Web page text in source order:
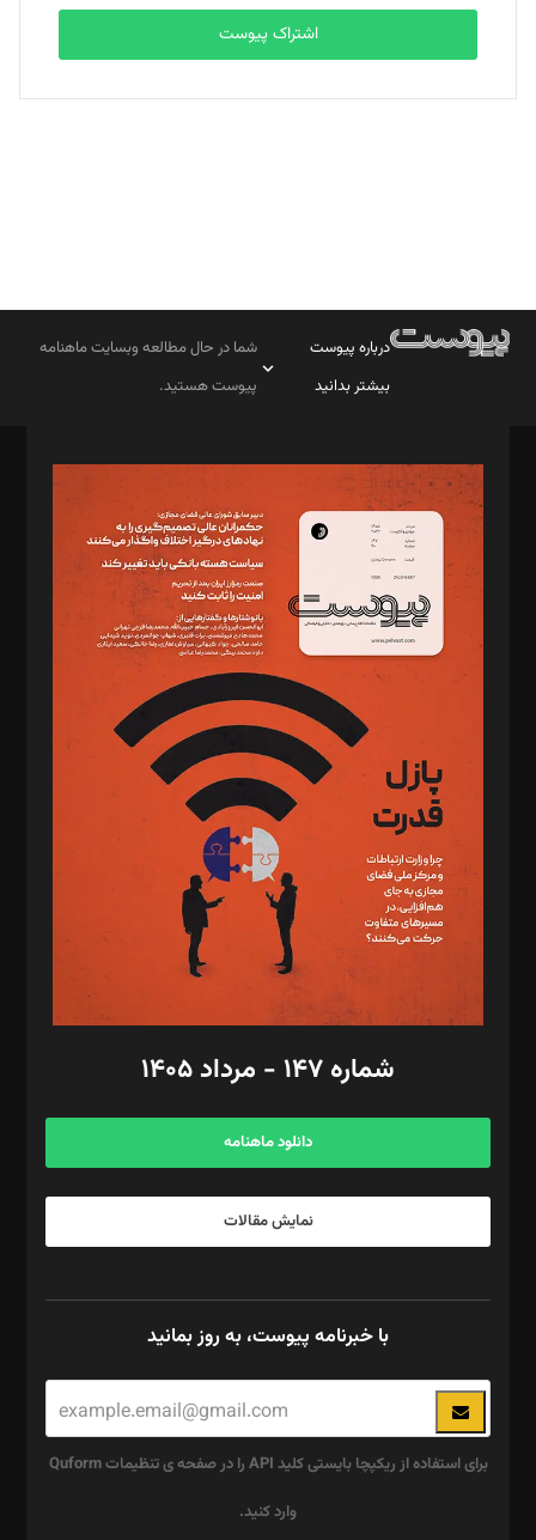
بابک نقاش
تحریریه
اشتراک پیوست
درباره پیوست
بیشتر بدانید
شما در حال مطالعه وبسایت ماهنامه
پیوست هستید.
مدیر مسئول: محمدباقر اثنی‌عشری
سردبیر: مهرک محمودی
دبیر تحریریه: میثم قاسمی
د‌بیر ناداستان: سمانه سمیع
د‌بیر خدمت و تجارت: ابوالفضل رجبی
د‌بیر حقوق فناوری: حسام‌الدین ایپکچی
د‌بیر پیوست جهان: مینا پاکدل
د‌بیر تحریریه آنلاین: بابک نقاش
تحریریه‌: مجتبی محمود‌ی، آرش برهمند، یسنا امان‌پور، سروش کرمیان،
مصطفی مسجدی آرانی، ابوالفضل رجبی، زهرا فکرانه، فائزه فتحی
رستمی،مصطفی باستان
ویرایش: نگار استاد‌‌آقا
طراح یونیفرم: مجید توکلی
فیلمبرداری و عکاسی: امیر شفیعی، مانی لطفی زاده
گرافیک و صفحه‌آرایی: سید‌سبحان‌علی ثابت
مد‌یر توسعه تجاری: کامبیز برید‌
امور مالی: شاپور رهبری، محمد‌ کاظمی‌نیا
آگهی و مشترکین: ۰۹۱۹۹۹۹۰۴۵۴
شماره ۱۴۷ - مرداد ۱۴۰۵
دانلود ماهنامه
نمایش مقالات
با خبرنامه پیوست، به روز بمانید
برای استفاده از ریکپچا بایستی کلید API را در صفحه ی تنظیمات Quform
وارد کنید.